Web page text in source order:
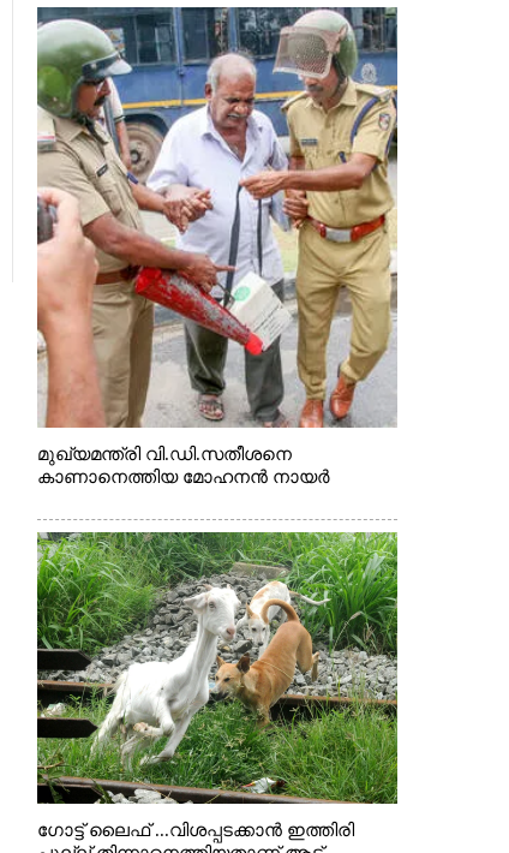
മുഖ്യമന്ത്രി വി.ഡി.സതീശനെ
കാണാനെത്തിയ മോഹനൻ നായർ
ഗോട്ട് ലൈഫ് ...വിശപ്പടക്കാൻ ഇത്തിരി